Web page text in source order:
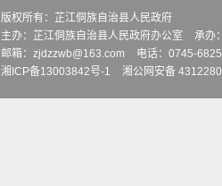
版权所有：芷江侗族自治县人民政府
主办：芷江侗族自治县人民政府办公室
承办
邮箱：zjdzzwb@163.com
电话：0745-
湘ICP备13003842号-1
湘公网安备